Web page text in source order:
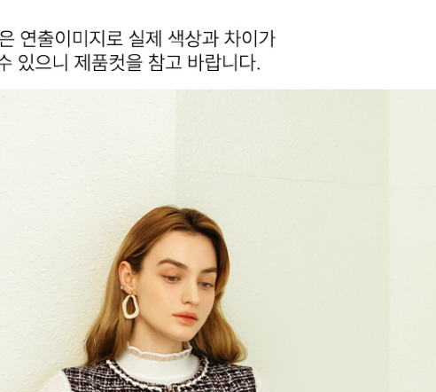
[스페셜] 바캉스 에디토리얼 5% 장바구니 쿠폰
~2026-08-09 23:59(D-3)
(결제금액 50,000원 이상, 최대할인 3,000원)